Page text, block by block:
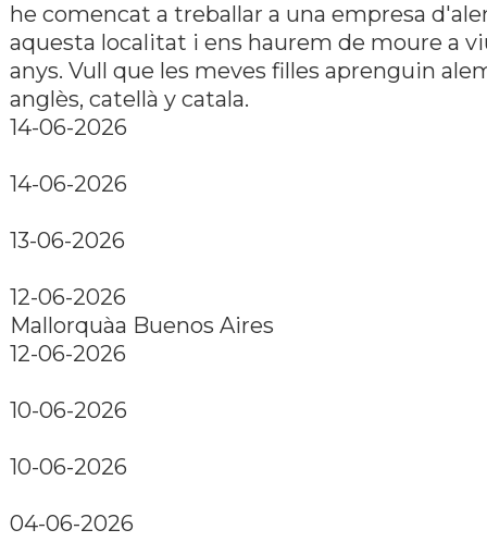
he comencat a treballar a una empresa
aquesta localitat i ens haurem de moure a
anys. Vull que les meves filles aprenguin
anglès, catellà y catala.
14-06-2026
14-06-2026
13-06-2026
12-06-2026
Mallorquàa Buenos Aires
12-06-2026
10-06-2026
10-06-2026
04-06-2026